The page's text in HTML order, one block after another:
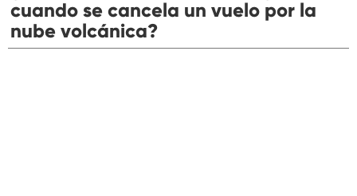
cuando se cancela un vuelo por la
nube volcánica?